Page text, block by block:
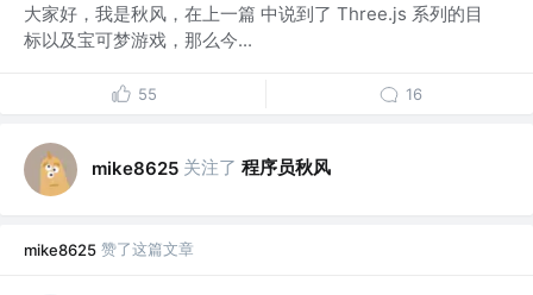
大家好，我是秋风，在上一篇 中说到了 Three.js 系列的目
标以及宝可梦游戏，那么今...
55 16
mike8625 关注了 程序员秋风
mike8625 赞了这篇文章